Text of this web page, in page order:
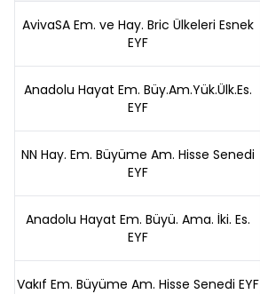
AvivaSA Em. ve Hay. Bric Ülkeleri Esnek
EYF
Anadolu Hayat Em. Büy.Am.Yük.Ülk.Es.
EYF
NN Hay. Em. Büyüme Am. Hisse Senedi
EYF
Anadolu Hayat Em. Büyü. Ama. İki. Es.
EYF
Vakıf Em. Büyüme Am. Hisse Senedi EYF